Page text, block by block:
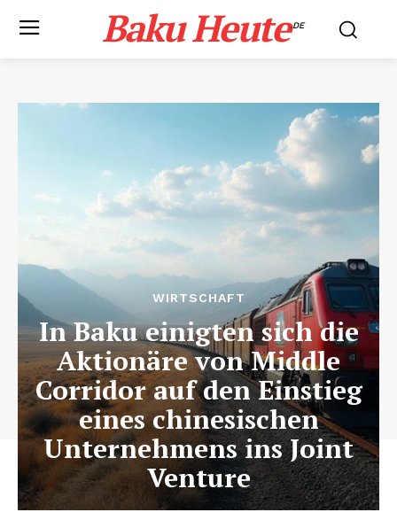
Baku Heute.DE
WIRTSCHAFT
In Baku einigten sich die
Aktionäre von Middle
Corridor auf den Einstieg
eines chinesischen
Unternehmens ins Joint
Venture